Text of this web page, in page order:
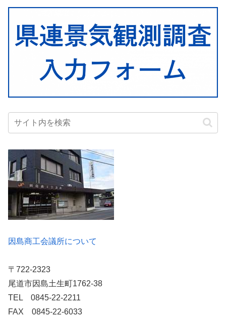
因島商工会議所について
〒722-2323
尾道市因島土生町1762-38
TEL 0845-22-2211
FAX 0845-22-6033